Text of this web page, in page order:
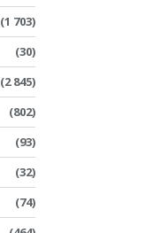
(1 703)
(30)
(2 845)
(802)
(93)
(32)
(74)